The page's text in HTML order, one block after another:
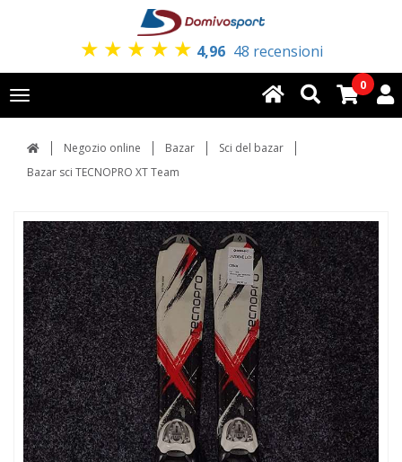
★ ★ ★ ★ ★ 4,96 48 recensioni
Toggle
navigation
0
Negozio online Bazar
Sci del bazar
Bazar sci TECNOPRO XT Team